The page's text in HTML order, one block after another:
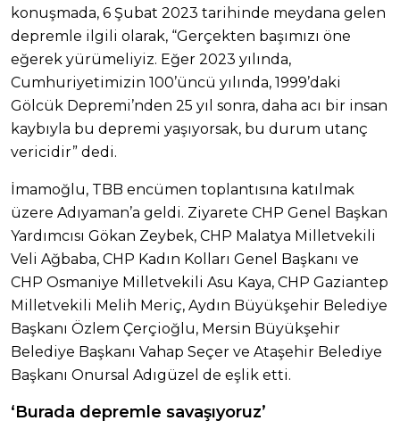
konuşmada, 6 Şubat 2023 tarihinde meydana gelen
depremle ilgili olarak, “Gerçekten başımızı öne
eğerek yürümeliyiz. Eğer 2023 yılında,
Cumhuriyetimizin 100’üncü yılında, 1999’daki
Gölcük Depremi’nden 25 yıl sonra, daha acı bir insan
kaybıyla bu depremi yaşıyorsak, bu durum utanç
vericidir” dedi.
İmamoğlu, TBB encümen toplantısına katılmak
üzere Adıyaman’a geldi. Ziyarete CHP Genel Başkan
Yardımcısı Gökan Zeybek, CHP Malatya Milletvekili
Veli Ağbaba, CHP Kadın Kolları Genel Başkanı ve
CHP Osmaniye Milletvekili Asu Kaya, CHP Gaziantep
Milletvekili Melih Meriç, Aydın Büyükşehir Belediye
Başkanı Özlem Çerçioğlu, Mersin Büyükşehir
Belediye Başkanı Vahap Seçer ve Ataşehir Belediye
Başkanı Onursal Adıgüzel de eşlik etti.
‘Burada depremle savaşıyoruz’